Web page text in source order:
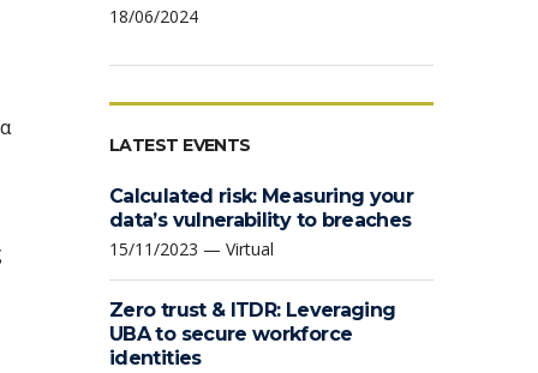
18/06/2024
LATEST EVENTS
Calculated risk: Measuring your
data’s vulnerability to breaches
15/11/2023 — Virtual
Zero trust & ITDR: Leveraging
UBA to secure workforce
identities